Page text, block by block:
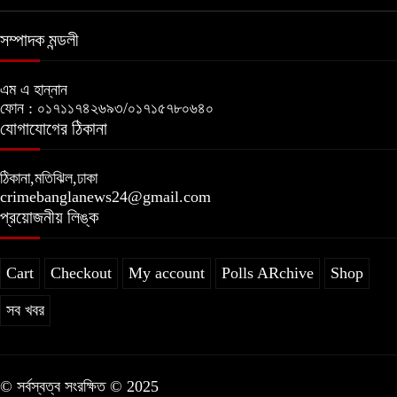
সম্পাদক মন্ডলী
এম এ হান্নান
ফোন : ০১৭১১৭৪২৬৯৩/০১৭১৫৭৮০৬৪০
যোগাযোগের ঠিকানা
ঠিকানা,মতিঝিল,ঢাকা
crimebanglanews24@gmail.com
প্রয়োজনীয় লিঙ্ক
Cart Checkout My account Polls ARchive Shop
সব খবর
© সর্বস্বত্ব সংরক্ষিত © 2025